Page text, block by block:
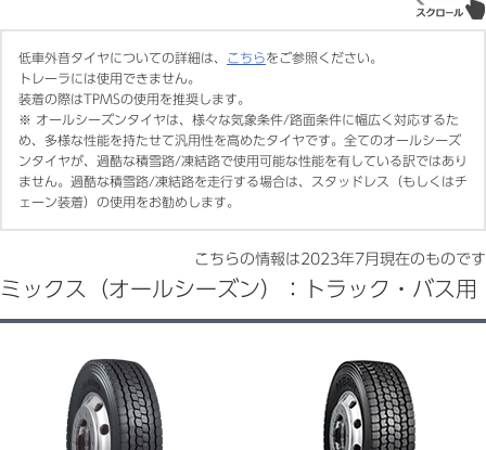
低車外音タイヤについての詳細は、 こちらをご参照ください。
トレーラには使用できません。
装着の際はTPMSの使用を推奨します。
※ オールシーズンタイヤは、様々な気象条件/路面条件に幅広く対応するた
め、多様な性能を持たせて汎用性を高めたタイヤです。全てのオールシーズ
ンタイヤが、過酷な積雪路/凍結路で使用可能な性能を有している訳ではあり
ません。過酷な積雪路/凍結路を走行する場合は、スタッドレス（もしくはチ
ェーン装着）の使用をお勧めします。
こちらの情報は2023年7月 現在のものです
ミックス（オールシーズン）：トラック・バス用